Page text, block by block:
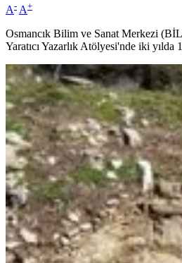
A- A+
Osmancık Bilim ve Sanat Merkezi
Yaratıcı Yazarlık Atölyesi'nde iki